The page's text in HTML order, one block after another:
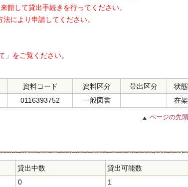
館して貸出手続きを行ってください。
により申請してください。
」 をご覧ください。
資料コード 資料区分 帯出区分
状態
0116393752 一般図書 在架
ページの先
貸出中数
貸出可能数
0 1